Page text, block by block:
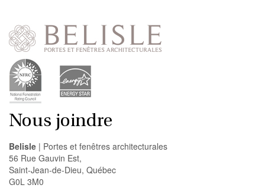
Nous joindre
Belisle | Portes et fenêtres architecturales
56 Rue Gauvin Est,
Saint-Jean-de-Dieu, Québec
G0L 3M0